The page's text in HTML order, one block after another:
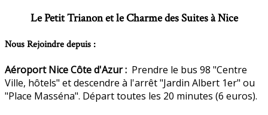
Le Petit Trianon et le Charme des Suites à Nice
Nous Rejoindre depuis :
Aéroport Nice Côte d'Azur : Prendre le bus 98 "Centre
Ville, hôtels" et descendre à l'arrêt "Jardin Albert 1er" ou
"Place Masséna". Départ toutes les 20 minutes (6 euros).